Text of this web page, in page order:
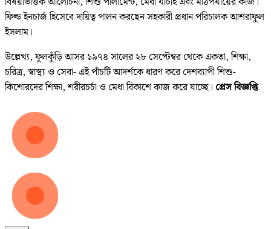
ফিল্ড ইনচার্জ হিসেবে দায়িত্ব পালন করছেন সহকারী প্রধান পরিচালক আশরাফুল
ইসলাম।
উল্লেখ্য, ফুলকুঁড়ি আসর ১৯৭৪ সালের ২৮ সেপ্টেম্বর থেকে একতা, শিক্ষা,
চরিত্র, স্বাস্থ্য ও সেবা- এই পাঁচটি আদর্শকে ধারণ করে দেশব্যাপী শিশু-
কিশোরদের শিক্ষা, শরীরচর্চা ও মেধা বিকাশে কাজ করে যাচ্ছে। প্রেস বিজ্ঞপ্তি